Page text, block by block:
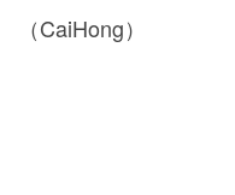
（CaiHong）